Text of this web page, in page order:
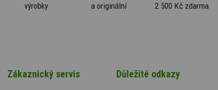
výrobky
a originální
2 500 Kč zdarma
Zákaznický servis Důležité odkazy